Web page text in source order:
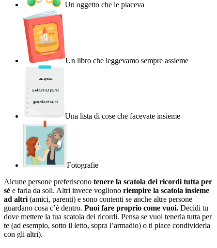
Un oggetto che le piaceva
Un libro che leggevamo sempre assieme
Una lista di cose che facevate insieme
Fotografie
Alcune persone preferiscono tenere la scatola dei ricordi tutta per
sé e farla da soli. Altri invece vogliono riempire la scatola insieme
ad altri (amici, parenti) e sono contenti se anche altre persone
guardano cosa c’è dentro. Puoi fare proprio come vuoi. Decidi tu
dove mettere la tua scatola dei ricordi. Pensa se vuoi tenerla tutta per
te (ad esempio, sotto il letto, sopra l’armadio) o ti piace condividerla
con gli altri).